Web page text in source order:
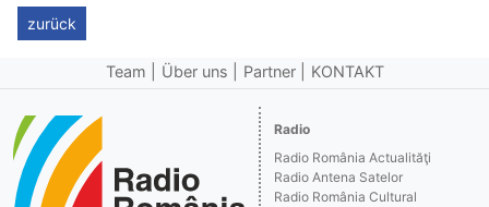
zurück
Team Über uns Partner KONTAKT
Radio
Radio România Actualităţi
Radio Antena Satelor
Radio România Cultural